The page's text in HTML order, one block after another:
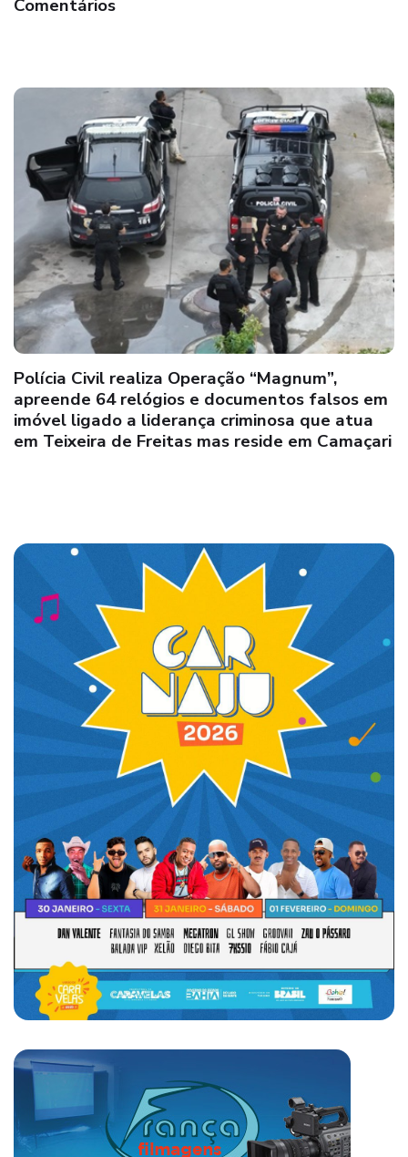
Comentários
44ª CIPM: Mulher é conduzida por Policiais do
PETO após denúncia de recebimento de carga
de drogas na cidade de Medeiros Neto